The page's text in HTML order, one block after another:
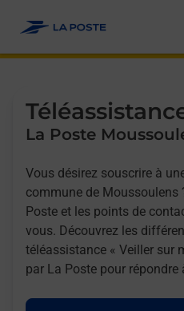
La Poste
Vous désirez souscrire à
commune de Moussoulens
Poste et les points de
vous. Découvrez les
téléassistance « Veiller sur
par La Poste pour répondre